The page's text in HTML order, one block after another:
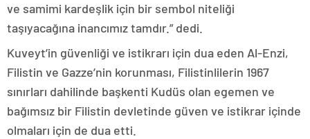
ve samimi kardeşlik için bir sembol niteliği
taşıyacağına inancımız tamdır.” dedi.
Kuveyt’in güvenliği ve istikrarı için dua eden Al-Enzi,
Filistin ve Gazze’nin korunması, Filistinlilerin 1967
sınırları dahilinde başkenti Kudüs olan egemen ve
bağımsız bir Filistin devletinde güven ve istikrar içinde
olmaları için de dua etti.